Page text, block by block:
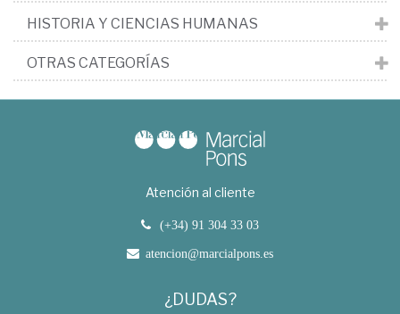
HISTORIA Y CIENCIAS HUMANAS
OTRAS CATEGORÍAS
Atención al cliente
(+34) 91 304 33 03
atencion@marcialpons.es
¿DUDAS?